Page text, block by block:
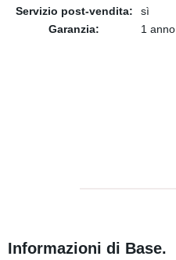
Servizio post-vendita:
sì
Garanzia:
1 anno
Informazioni di Base.